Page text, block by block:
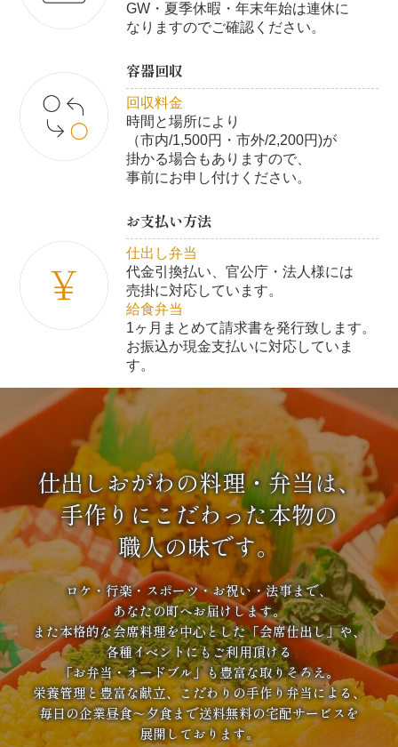
GW・夏季休暇・年末年始は連休に
なりますのでご確認ください。
容器回収
回収料金
時間と場所により
（市内/1,500円・市外/2,200円)が
掛かる場合もありますので、
事前にお申し付けください。
お支払い方法
仕出し弁当
代金引換払い、官公庁・法人様には
売掛に対応しています。
給食弁当
1ヶ月まとめて請求書を発行致します。
お振込か現金支払いに対応していま
す。
仕出しおがわの料理・弁当は、
手作りにこだわった本物の
職人の味です。
ロケ・行楽・スポーツ・お祝い・法事まで、
あなたの町へお届けします。
また本格的な会席料理を中心とした「会席仕出し」や、
各種イベントにもご利用頂ける
「お弁当・オードブル」も豊富な取りそろえ。
栄養管理と豊富な献立、こだわりの手作り弁当による、
毎日の企業昼食～夕食まで送料無料の宅配サービスを
展開しております。